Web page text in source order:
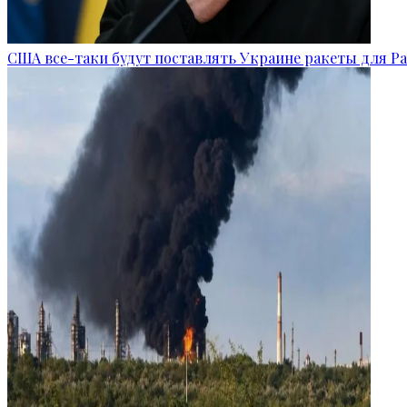
США все-таки будут поставлять Украине ракеты для